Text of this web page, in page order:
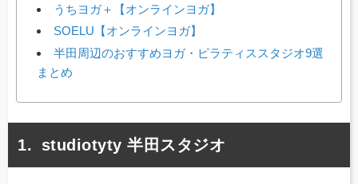
うちヨガ＋【オンラインヨガ】
SOELU【オンラインヨガ】
半田周辺のおすすめヨガ・ピラティススタジオ9選
まとめ
studiotyty 半田スタジオ